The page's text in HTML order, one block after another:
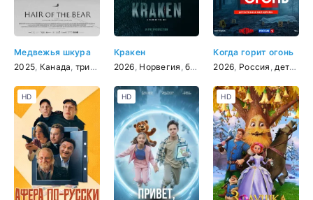
Медвежья шкура
2025 Канада триллер
Кракен
2026 Норвегия ,боевик ,фантастика
Когда горит огонь
2026 Россия детектив
HD HD HD